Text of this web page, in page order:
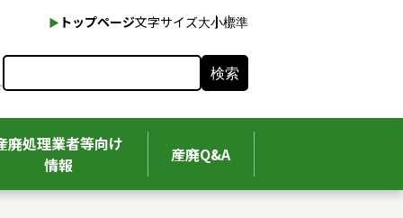
本文へ
トップページ文字サイズ大小標準
検索
廃処理業者等向け
情報
産廃Q&A